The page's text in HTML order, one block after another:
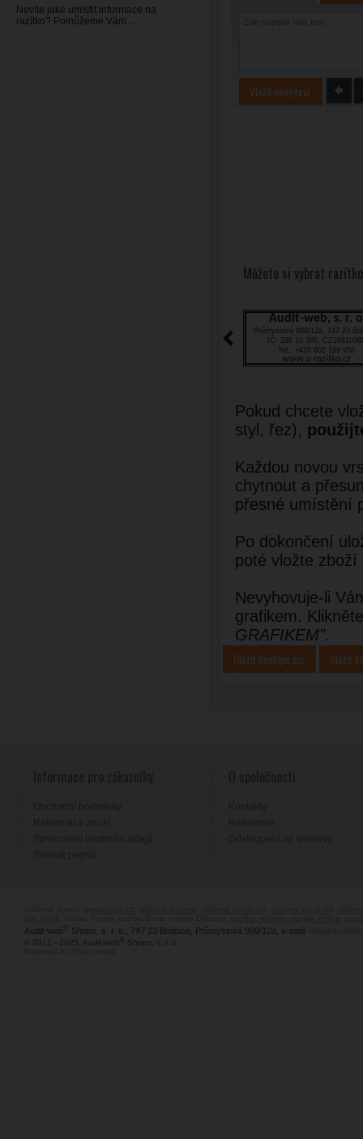
Vložit nový text
Můžete si vybrat
Audit-web, s. r.
Průmyslová 989/12a, 747 23
IČ: 286 10 385,
Tel.: +420 602 199 950
www.a-razitka.cz
Pokud chcete
styl, řez),
Každou novou
chytnout a
přesné umístění
Po dokončení
poté vložte zboží
Nevyhovuje-li
grafikem.
GRAFIKEM".
Uložit konfiguraci Uložit
Nevíte jaké umístit informace na
razítko? Pomůžeme Vám ...
Audit-web Shops, s. r. o., 747 23 Bolatice, Průmyslová 989/12a, e-mail:
© 2012 - 2025, Audit-web
Shops, s. r. o.